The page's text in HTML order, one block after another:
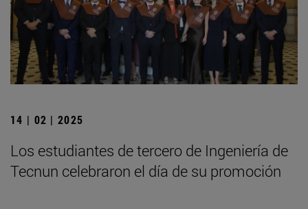
14 | 02 | 2025
Los estudiantes de tercero de Ingeniería de
Tecnun celebraron el día de su promoción